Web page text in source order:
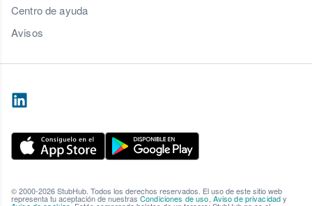
Centro de ayuda
Avisos
© 2000-2026 StubHub. Todos los derechos reservados. El uso de este sitio web
representa tu aceptación de nuestras Condiciones de uso, Aviso de privacidady